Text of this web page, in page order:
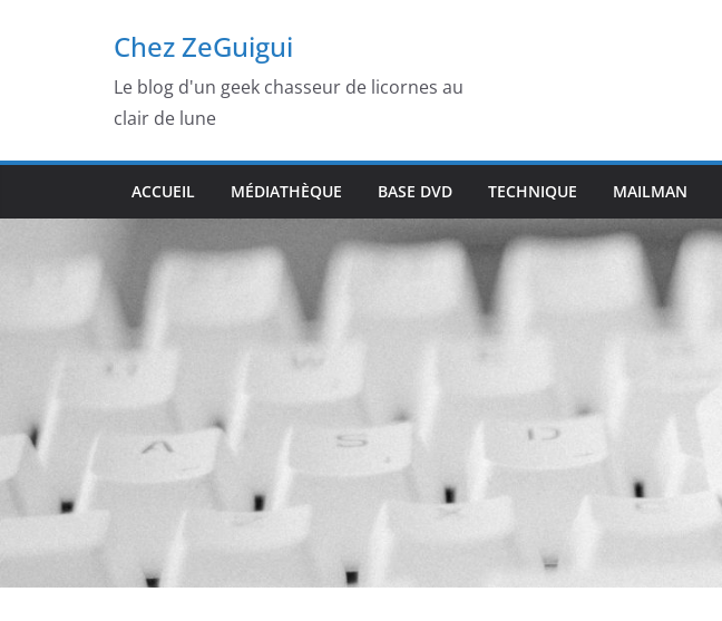
Chez ZeGuigui
Le blog d'un geek chasseur de licornes au
clair de lune
ACCUEIL MÉDIATHÈQUE BASE DVD TECHNIQUE MAILMAN